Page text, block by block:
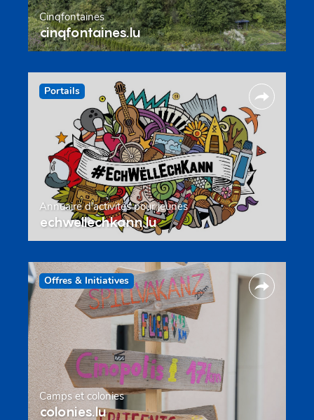
Cinqfontaines
cinqfontaines.lu
Portails
Annuaire d’activités pour jeunes
echwellechkann.lu
Offres & Initiatives
Camps et colonies
colonies.lu